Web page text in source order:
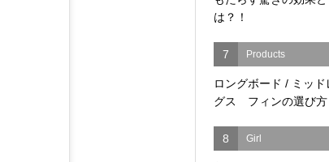
は？！
7 Products
ロングボード / ミッド
グス フィンの選び方
8 Girl